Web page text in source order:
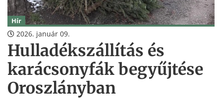
Hír
2026. január 09.
Hulladékszállítás és
karácsonyfák begyűjtése
Oroszlányban